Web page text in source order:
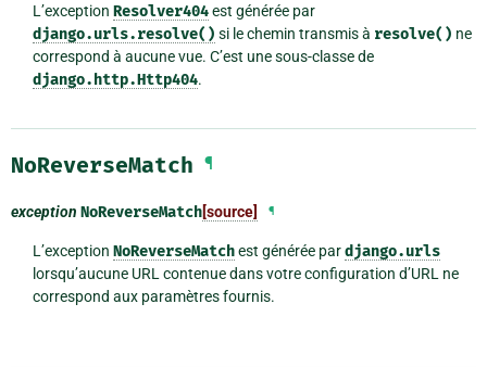
L’exception Resolver404est générée par
django.urls.resolve() si le chemin transmis à resolve() ne
correspond à aucune vue. C’est une sous-classe de
django.http.Http404.
NoReverseMatch ¶
exception NoReverseMatch[source] ¶
L’exception NoReverseMatchest générée pardjango.urls
lorsqu’aucune URL contenue dans votre configuration d’URL ne
correspond aux paramètres fournis.